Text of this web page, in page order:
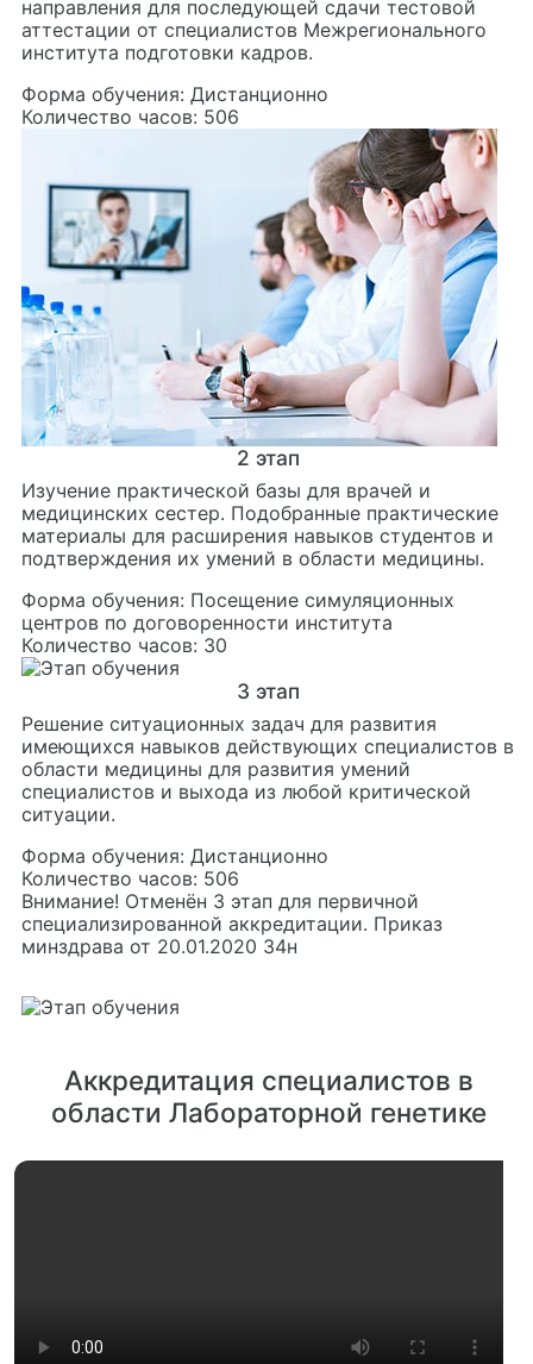
направления для последующей сдачи тестовой
аттестации от специалистов Межрегионального
института подготовки кадров.
Форма обучения: Дистанционно
Количество часов: 506
2 этап
Изучение практической базы для врачей и
медицинских сестер. Подобранные практические
материалы для расширения навыков студентов и
подтверждения их умений в области медицины.
Форма обучения: Посещение симуляционных
центров по договоренности института
Количество часов: 30
3 этап
Решение ситуационных задач для развития
имеющихся навыков действующих специалистов в
области медицины для развития умений
специалистов и выхода из любой критической
ситуации.
Форма обучения: Дистанционно
Количество часов: 506
Внимание! Отменён 3 этап для первичной
специализированной аккредитации. Приказ
минздрава от 20.01.2020 34н
Аккредитация специалистов в
области Лабораторной генетике